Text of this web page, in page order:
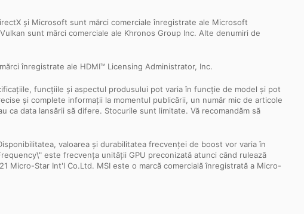
și Microsoft sunt mărci comerciale înregistrate ale Microsoft
sunt mărci comerciale ale Khronos Group Inc. Alte denumiri de
înregistrate ale HDMI™ Licensing Administrator, Inc.
funcțiile și aspectul produsului pot varia în funcție de model și pot
și complete informații la momentul publicării, un număr mic de articole
data lansării să difere. Stocurile sunt limitate. Vă recomandăm să
valoarea și durabilitatea frecvenței de boost vor varia în
este frecvența unității GPU preconizată atunci când rulează
Micro-Star Int'l Co.Ltd. MSI este o marcă comercială înregistrată a Micro-